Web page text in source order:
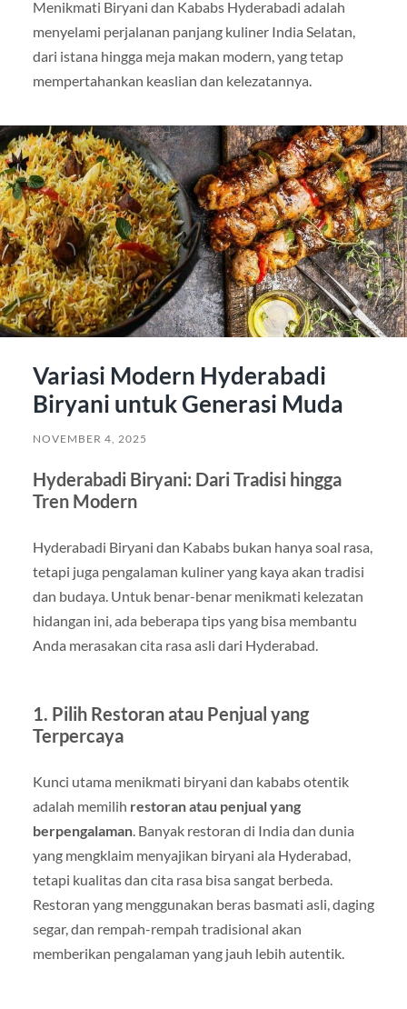
Menikmati Biryani dan Kababs Hyderabadi adalah
menyelami perjalanan panjang kuliner India Selatan,
dari istana hingga meja makan modern, yang tetap
mempertahankan keaslian dan kelezatannya.
Variasi Modern Hyderabadi
Biryani untuk Generasi Muda
NOVEMBER 4, 2025
Hyderabadi Biryani: Dari Tradisi hingga
Tren Modern
Hyderabadi Biryani dan Kababs bukan hanya soal rasa,
tetapi juga pengalaman kuliner yang kaya akan tradisi
dan budaya. Untuk benar-benar menikmati kelezatan
hidangan ini, ada beberapa tips yang bisa membantu
Anda merasakan cita rasa asli dari Hyderabad.
1. Pilih Restoran atau Penjual yang
Terpercaya
Kunci utama menikmati biryani dan kababs otentik
adalah memilih restoran atau penjual yang
berpengalaman. Banyak restoran di India dan dunia
yang mengklaim menyajikan biryani ala Hyderabad,
tetapi kualitas dan cita rasa bisa sangat berbeda.
Restoran yang menggunakan beras basmati asli, daging
segar, dan rempah-rempah tradisional akan
memberikan pengalaman yang jauh lebih autentik.